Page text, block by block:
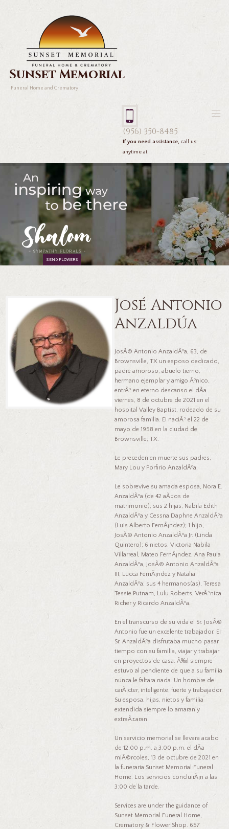
Sunset Memorial
Funeral Home and Crematory
(956) 350-8485
If you need assistance, call us
anytime at
SEND FLOWERS
José Antonio
Anzaldúa
JosÃ© Antonio AnzaldÃºa, 63, de
Brownsville, TX un esposo dedicado,
padre amoroso, abuelo tierno,
hermano ejemplar y amigo Ãºnico,
entrÃ³ en eterno descanso el dÃ­a
viernes, 8 de octubre de 2021 en el
hospital Valley Baptist, rodeado de su
amorosa familia. EI naciÃ³ el 22 de
mayo de 1958 en la ciudad de
Brownsville, TX.
Le preceden en muerte sus padres,
Mary Lou y Porfirio AnzaldÃºa.
Le sobrevive su amada esposa, Nora E.
AnzaldÃºa (de 42 aÃ±os de
matrimonio); sus 2 hijas, Nabila Edith
AnzaldÃºa y Cessna Daphne AnzaldÃºa
(Luis Alberto FernÃ¡ndez); 1 hijo,
JosÃ© Antonio AnzaldÃºa Jr. (Linda
Quintero); 6 nietos, Victoria Nabila
Villarreal, Mateo FernÃ¡ndez, Ana Paula
AnzaldÃºa, JosÃ© Antonio AnzaldÃºa
III, Lucca FernÃ¡ndez y Natalia
AnzaldÃºa; sus 4 hermanos(as), Teresa
Tessie Putnam, Lulu Roberts, VerÃ³nica
Richer y Ricardo AnzaldÃºa.
En el transcurso de su vida el Sr. JosÃ©
Antonio fue un excelente trabajador. EI
Sr. AnzaldÃºa disfrutaba mucho pasar
tiempo con su familia, viajar y trabajar
en proyectos de casa. Ã‰l siempre
estuvo al pendiente de que a su familia
nunca le faltara nada. Un hombre de
carÃ¡cter, inteligente, fuerte y trabajador.
Su esposa, hijas, nietos y familia
extendida siempre lo amaran y
extraÃ±aran.
Un servicio memorial se llevara acabo
de 12:00 p.m. a 3:00 p.m. el dÃ­a
miÃ©rcoles, 13 de octubre de 2021 en
la funeraria Sunset Memorial Funeral
Home. Los servicios concluirÃ¡n a las
3:00 de la tarde.
Services are under the guidance of
Sunset Memorial Funeral Home,
Crematory & Flower Shop. 657